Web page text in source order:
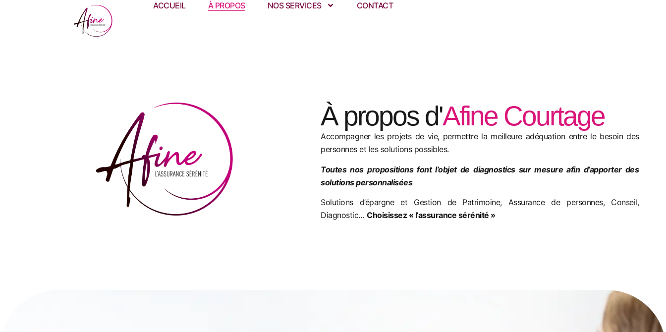
ACCUEIL À PROPOS NOS SERVICES CONTACT
À propos d'Afine Courtage
Accompagner les projets de vie, permettre la meilleure adéquation entre le besoin des
personnes et les solutions possibles.
Toutes nos propositions font l’objet de diagnostics sur mesure afin d’apporter des
solutions personnalisées
Solutions d’épargne et Gestion de Patrimoine, Assurance de personnes, Conseil,
Diagnostic…Choisissez « l’assurance sérénité »